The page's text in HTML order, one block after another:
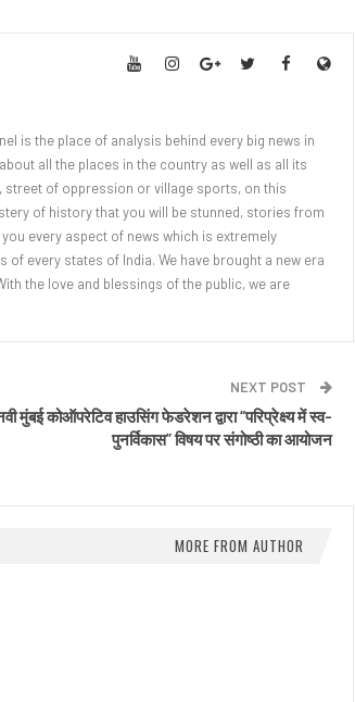
is the place of analysis behind every big news in
all the places in the country as well as all its
of oppression or village sports, on this
of history that you will be stunned, stories from
every aspect of news which is extremely
every states of India. We have brought a new era
the love and blessings of the public, we are
NEXT POST
मुंबई कोऑपरेटिव हाउसिंग फेडरेशन द्वारा “परिप्रेक्ष्य में स्व-
पुनर्विकास” विषय पर संगोष्ठी का आयोजन
MORE FROM AUTHOR